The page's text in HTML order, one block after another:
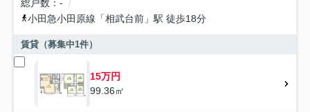
総戸数
-
小田急小田原線 「相武台前 」駅 徒歩18分
賃貸（募集中1件）
15万円
99.36㎡